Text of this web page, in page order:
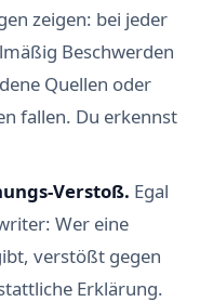
zeigen: bei jeder
Beschwerden
Quellen oder
fallen. Du erkennst
Verstoß. Egal
Wer eine
verstößt gegen
Erklärung.